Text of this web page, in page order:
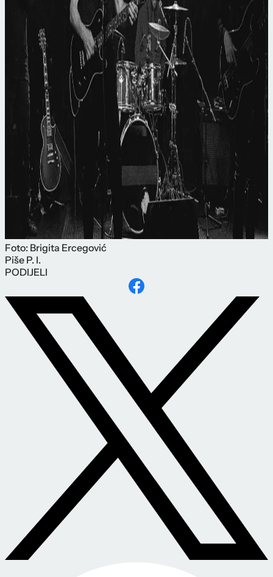
Foto: Brigita Ercegović
Piše P. I.
PODIJELI